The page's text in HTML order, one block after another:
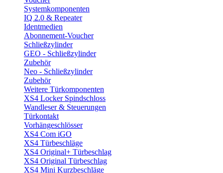
Systemkomponenten
IQ 2.0 & Repeater
Identmedien
Abonnement-Voucher
Schließzylinder
GEO - Schließzylinder
Zubehör
Neo - Schließzylinder
Zubehör
Weitere Türkomponenten
XS4 Locker Spindschloss
Wandleser & Steuerungen
Türkontakt
Vorhängeschlösser
XS4 Com iGO
XS4 Türbeschläge
XS4 Original+ Türbeschlag
XS4 Original Türbeschlag
XS4 Mini Kurzbeschläge